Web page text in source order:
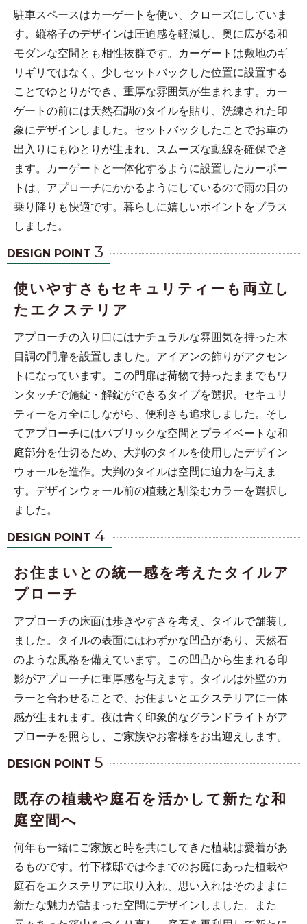
駐車スペースはカーゲートを使い、クローズにしていま
す。縦格子のデザインは圧迫感を軽減し、奥に広がる和
モダンな空間とも相性抜群です。カーゲートは敷地のギ
リギリではなく、少しセットバックした位置に設置する
ことでゆとりができ、重厚な雰囲気が生まれます。カー
ゲートの前には天然石調のタイルを貼り、洗練された印
象にデザインしました。セットバックしたことでお車の
出入りにもゆとりが生まれ、スムーズな動線を確保でき
ます。カーゲートと一体化するように設置したカーポー
トは、アプローチにかかるようにしているので雨の日の
乗り降りも快適です。暮らしに嬉しいポイントをプラス
しました。
DESIGN POINT 3
使いやすさもセキュリティーも両立し
たエクステリア
アプローチの入り口にはナチュラルな雰囲気を持った木
目調の門扉を設置しました。アイアンの飾りがアクセン
トになっています。この門扉は荷物で持ったままでもワ
ンタッチで施錠・解錠ができるタイプを選択。セキュリ
ティーを万全にしながら、便利さも追求しました。そし
てアプローチにはパブリックな空間とプライベートな和
庭部分を仕切るため、大判のタイルを使用したデザイン
ウォールを造作。大判のタイルは空間に迫力を与えま
す。デザインウォール前の植栽と馴染むカラーを選択し
ました。
DESIGN POINT 4
お住まいとの統一感を考えたタイルア
プローチ
アプローチの床面は歩きやすさを考え、タイルで舗装し
ました。タイルの表面にはわずかな凹凸があり、天然石
のような風格を備えています。この凹凸から生まれる印
影がアプローチに重厚感を与えます。タイルは外壁のカ
ラーと合わせることで、お住まいとエクステリアに一体
感が生まれます。夜は青く印象的なグランドライトがア
プローチを照らし、ご家族やお客様をお出迎えします。
DESIGN POINT 5
既存の植栽や庭石を活かして新たな和
庭空間へ
何年も一緒にご家族と時を共にしてきた植栽は愛着があ
るものです。竹下様邸では今までのお庭にあった植栽や
庭石をエクステリアに取り入れ、思い入れはそのままに
新たな魅力が詰まった空間にデザインしました。また